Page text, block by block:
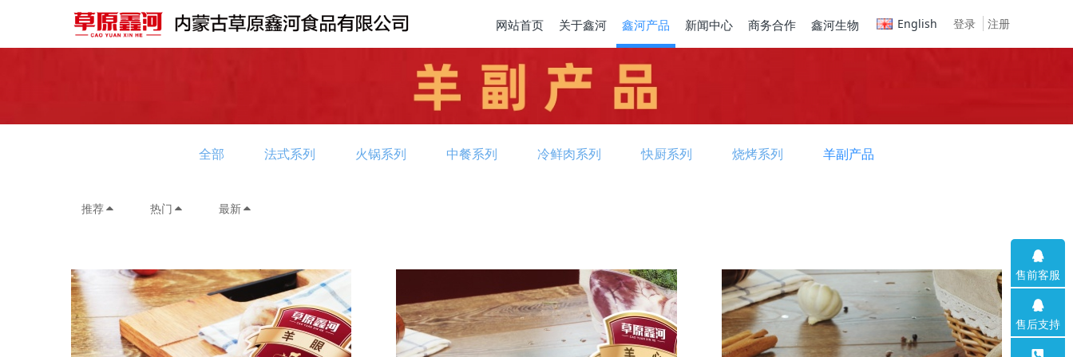
登录 注册
网站首页 关于鑫河 鑫河产品 新闻中心 商务合作 鑫河生物 English
全部 法式系列 火锅系列 中餐系列 冷鲜肉系列 快厨系列 烧烤系列 羊副产品
推荐 热门 最新
售前客服
售后支持